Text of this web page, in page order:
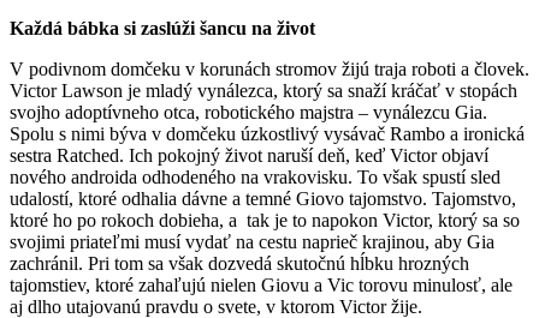
Každá bábka si zaslúži šancu na život
V podivnom domčeku v korunách stromov žijú traja roboti a človek.
Victor Lawson je mladý vynálezca, ktorý sa snaží kráčať v stopách
svojho adoptívneho otca, robotického majstra – vynálezcu Gia.
Spolu s nimi býva v domčeku úzkostlivý vysávač Rambo a ironická
sestra Ratched. Ich pokojný život naruší deň, keď Victor objaví
nového androida odhodeného na vrakovisku. To však spustí sled
udalostí, ktoré odhalia dávne a temné Giovo tajomstvo. Tajomstvo,
ktoré ho po rokoch dobieha, a tak je to napokon Victor, ktorý sa so
svojimi priateľmi musí vydať na cestu naprieč krajinou, aby Gia
zachránil. Pri tom sa však dozvedá skutočnú hĺbku hrozných
tajomstiev, ktoré zahaľujú nielen Giovu a Vic torovu minulosť, ale
aj dlho utajovanú pravdu o svete, v ktorom Victor žije.